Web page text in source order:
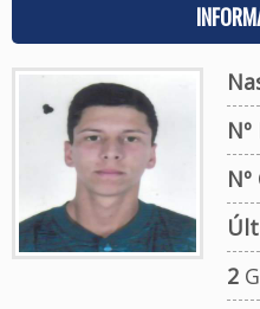
Nº
Nº
2